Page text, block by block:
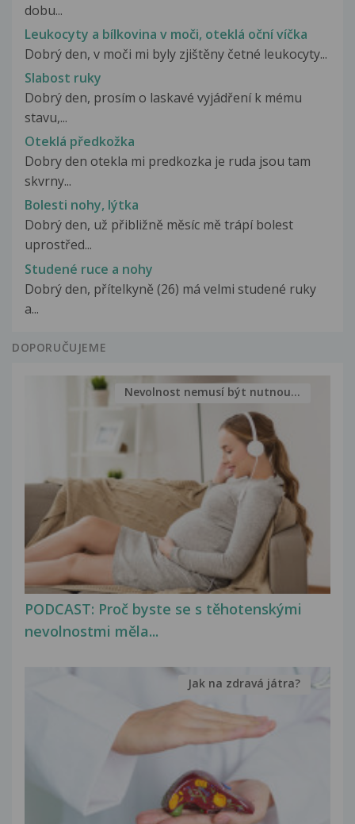
dobu...
Leukocyty a bílkovina v moči, oteklá oční víčka
Dobrý den, v moči mi byly zjištěny četné leukocyty...
Slabost ruky
Dobrý den, prosím o laskavé vyjádření k mému
stavu,...
Oteklá předkožka
Dobry den otekla mi predkozka je ruda jsou tam
skvrny...
Bolesti nohy, lýtka
Dobrý den, už přibližně měsíc mě trápí bolest
uprostřed...
Studené ruce a nohy
Dobrý den, přítelkyně (26) má velmi studené ruky
a...
DOPORUČUJEME
PODCAST: Proč byste se s těhotenskými
nevolnostmi měla...
Nevolnost nemusí být nutnou...
Jak na zdravá játra?